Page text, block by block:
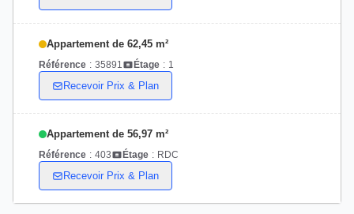
Appartement de 62,45 m²
Référence : 35891 Étage : 1
Recevoir Prix & Plan
Appartement de 56,97 m²
Référence : 403 Étage : RDC
Recevoir Prix & Plan